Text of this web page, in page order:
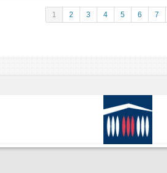
1 2 3 4 5 6 7